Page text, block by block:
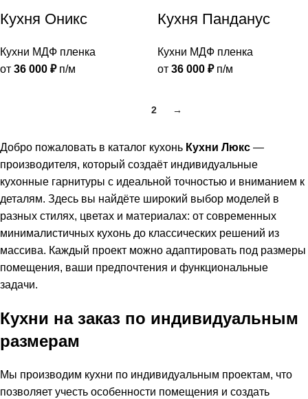
Кухня Оникс
Кухни МДФ пленка
от 36 000 ₽п/м
Кухня Панданус
Кухни МДФ пленка
от 36 000 ₽п/м
2 →
Добро пожаловать в каталог кухонь Кухни Люкс —
производителя, который создаёт индивидуальные
кухонные гарнитуры с идеальной точностью и вниманием к
деталям. Здесь вы найдёте широкий выбор моделей в
разных стилях, цветах и материалах: от современных
минималистичных кухонь до классических решений из
массива. Каждый проект можно адаптировать под размеры
помещения, ваши предпочтения и функциональные
задачи.
Кухни на заказ по индивидуальным
размерам
Мы производим кухни по индивидуальным проектам, что
позволяет учесть особенности помещения и создать